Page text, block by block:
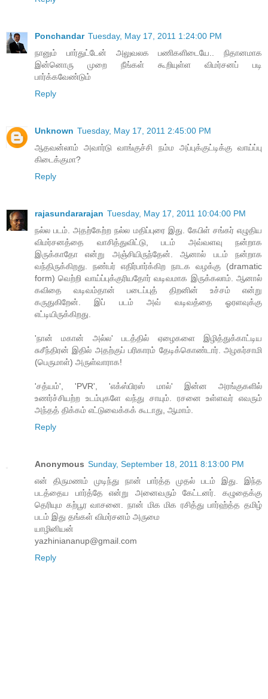
Ponchandar Tuesday, May 17, 2011 1:24:00 PM
நானும் பார்துட்டேன் அலுவலக பணிகளிடையே.. நிதானமாக
இன்னொரு முறை நீங்கள் கூறியுள்ள விமர்சனப் படி
பார்க்கவேண்டும்
Reply
Unknown Tuesday, May 17, 2011 2:45:00 PM
ஆதவன்லாம் அவார்டு வாங்குச்சி நம்ம அப்புக்குட்டிக்கு வாய்ப்பு
கிடைக்குமா?
Reply
rajasundararajan Tuesday, May 17, 2011 10:04:00 PM
நல்ல படம். அதற்கேற்ற நல்ல மதிப்புரை இது. கேபிள் சங்கர் எழுதிய
விமர்சனத்தை வாசித்துவிட்டு, படம் அவ்வளவு நன்றாக
இருக்காதோ என்று அஞ்சியிருந்தேன். ஆனால் படம் நன்றாக
வந்திருக்கிறது. நண்பர் எதிர்பார்க்கிற நாடக வழக்கு (dramatic
form) வெற்றி வாய்ப்புக்குரியதோர் வடிவமாக இருக்கலாம். ஆனால்
கவிதை வடிவம்தான் படைப்புத் திறனின் உச்சம் என்று
கருதுகிறேன். இப் படம் அவ் வடிவத்தை ஓரளவுக்கு
எட்டியிருக்கிறது.
'நான் மகான் அல்ல' படத்தில் ஏழைகளை இழித்துக்காட்டிய
சுசீந்திரன் இதில் அதற்குப் பரிகாரம் தேடிக்கொண்டார். அழகர்சாமி
(பெருமாள்) அருள்வாராக!
'சத்யம்', 'PVR', 'எக்ஸ்பிரஸ் மால்' இன்ன அரங்குகளில்
உணர்ச்சியற்ற உடம்புகளே வந்து சாயும். ரசனை உள்ளவர் எவரும்
அந்தத் திக்கம் எட்டுவைக்கக் கூடாது, ஆமாம்.
Reply
Anonymous Sunday, September 18, 2011 8:13:00 PM
என் திருமணம் முடிந்து நான் பார்த்த முதல் படம் இது. இந்த
படத்தைய பார்த்தே என்று அனைவரும் கேட்டனர். கழுதைக்கு
தெரியும கற்பூர வாசனை. நான் மிக மிக ரசித்து பார்ஹ்த்த தமிழ்
படம் இது தங்கள் விமர்சனம் அருமை
யாழினியன்
yazhiniananup@gmail.com
Reply